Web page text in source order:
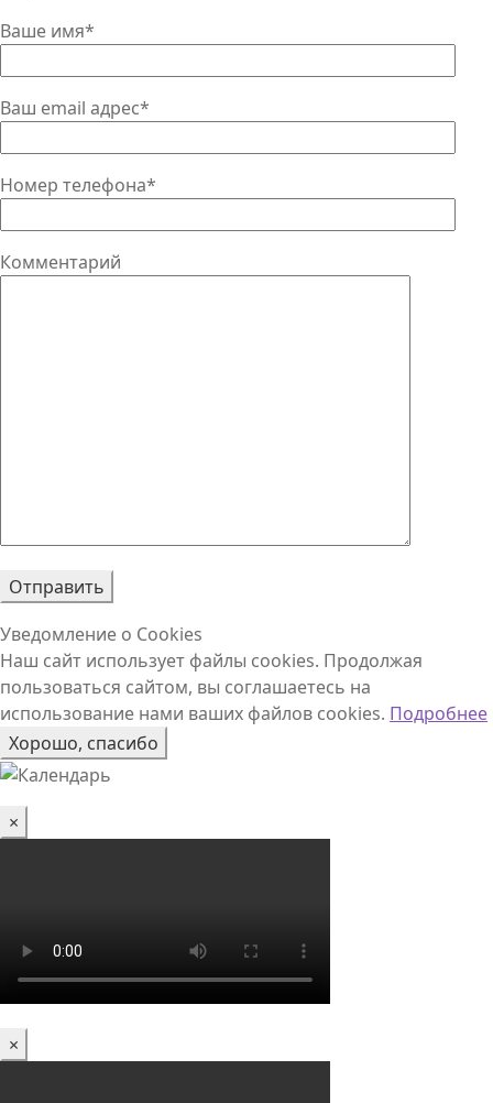
Ваше имя*
Ваш email адрес*
Номер телефона*
Комментарий
Уведомление о Cookies
Наш сайт использует файлы cookies. Продолжая
пользоваться сайтом, вы соглашаетесь на
использование нами ваших файлов cookies. Подробнее
Хорошо, спасибо
×
×